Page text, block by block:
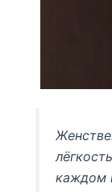
каждом